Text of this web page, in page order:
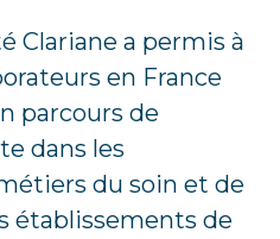
Clariane a permis à
en France
parcours de
dans les
du soin et de
établissements de